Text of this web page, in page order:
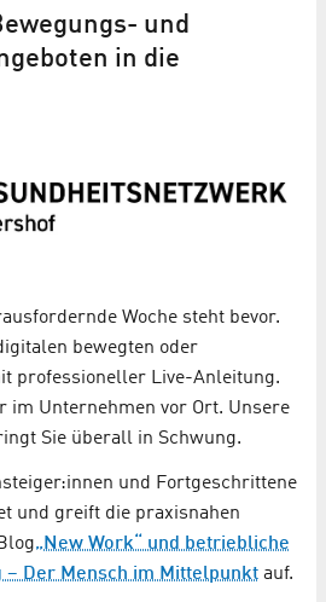
und
in die
Woche steht bevor.
bewegten oder
professioneller Live-Anleitung.
im Unternehmen vor Ort. Unsere
Sie überall in Schwung.
und Fortgeschrittene
und greift die praxisnahen
„New Work“ und betriebliche
– Der Mensch im Mittelpunkt auf.